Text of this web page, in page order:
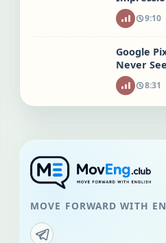
Feature
9:10
Google
Never
8:31
MOVE FORWARD WITH